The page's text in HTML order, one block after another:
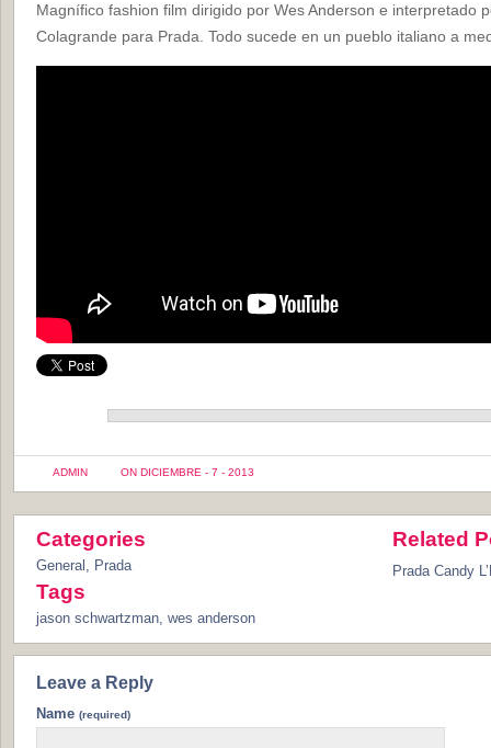
Magnífico fashion film dirigido por Wes Anderson e interpretado
Colagrande para Prada. Todo sucede en un pueblo italiano a
ADMIN ON DICIEMBRE - 7 - 2013
Categories
General , Prada
Tags
jason schwartzman, wes anderson
Related
Prada Candy
Leave a Reply
Name (required)